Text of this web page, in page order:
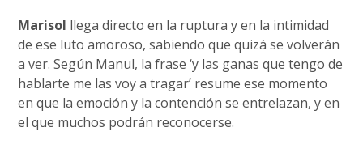
Marisol llega directo en la ruptura y en la intimidad
de ese luto amoroso, sabiendo que quizá se volverán
a ver. Según Manul, la frase ‘y las ganas que tengo de
hablarte me las voy a tragar’ resume ese momento
en que la emoción y la contención se entrelazan, y en
el que muchos podrán reconocerse.